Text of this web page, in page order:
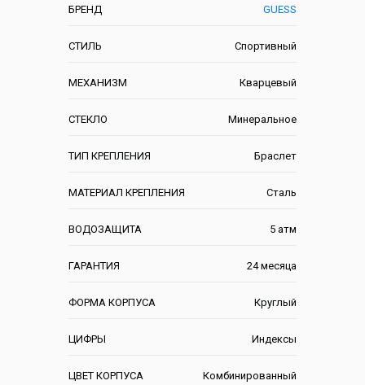
БРЕНД GUESS
СТИЛЬ Спортивный
МЕХАНИЗМ Кварцевый
СТЕКЛО Минеральное
ТИП КРЕПЛЕНИЯ Браслет
МАТЕРИАЛ КРЕПЛЕНИЯ Сталь
ВОДОЗАЩИТА 5 атм
ГАРАНТИЯ 24 месяца
ФОРМА КОРПУСА Круглый
ЦИФРЫ Индексы
ЦВЕТ КОРПУСА Комбинированный